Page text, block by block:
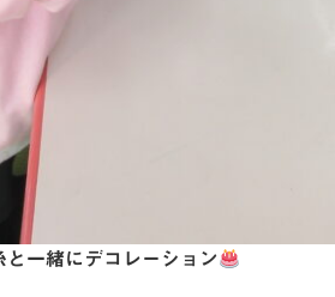
一緒にデコレーション